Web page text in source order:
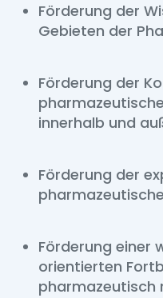
Förderung der
Gebieten der
Förderung der
innerhalb und
Förderung der
Förderung einer
orientierten
pharmazeutisch